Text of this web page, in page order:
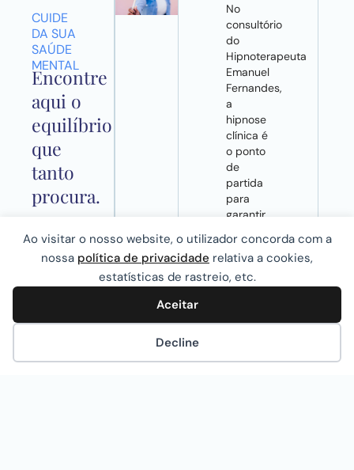
Ao visitar o nosso website, o utilizador concorda com a
nossa política de privacidade relativa a cookies,
estatísticas de rastreio, etc.
Aceitar
Decline
CUIDE
DA SUA
SAÚDE
MENTAL
Encontre
aqui o
equilíbrio
que
tanto
procura.
No
consultório
do
Hipnoterapeuta
Emanuel
Fernandes,
a
hipnose
clínica é
o ponto
de
partida
para
garantir
tratamento
de
problemas
gravemente